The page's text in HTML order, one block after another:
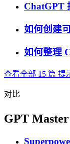
ChatGPT
如何创建
如何整理
查看全部 15 篇
对比
GPT